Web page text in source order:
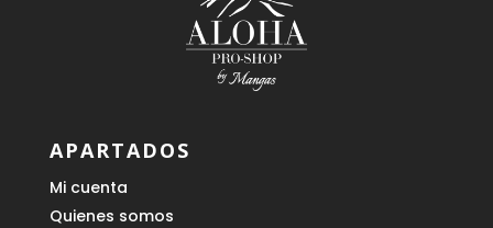
APARTADOS
Mi cuenta
Quienes somos